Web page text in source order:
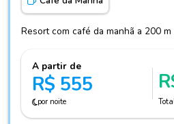
Resort com café da manhã a 200 m
A partir de
R$ 555
por noite